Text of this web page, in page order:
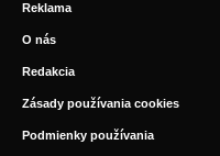
Reklama
O nás
Redakcia
Zásady používania cookies
Podmienky používania